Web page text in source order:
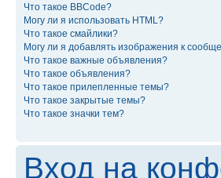
Что такое BBCode?
Могу ли я использовать HTML?
Что такое смайлики?
Могу ли я добавлять изображения к
Что такое важные объявления?
Что такое объявления?
Что такое прилепленные темы?
Что такое закрытые темы?
Что такое значки тем?
Вход на